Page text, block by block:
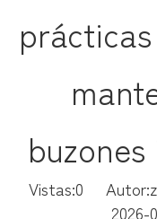
Vistas:0